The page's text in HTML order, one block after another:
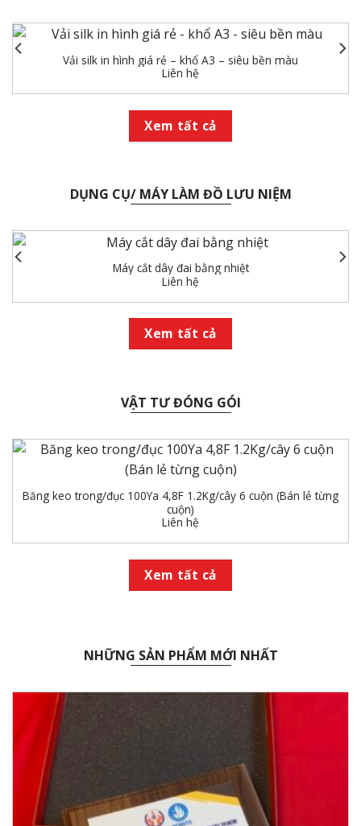
Vải silk in hình giá rẻ – khổ A3 – siêu bền màu
Liên hệ
Xem tất cả
DỤNG CỤ/ MÁY LÀM ĐỒ LƯU NIỆM
Máy cắt dây đai bằng nhiệt
Liên hệ
Xem tất cả
VẬT TƯ ĐÓNG GÓI
Băng keo trong/đục 100Ya 4,8F 1.2Kg/cây 6 cuộn (Bán lẻ từng
cuộn)
Liên hệ
Xem tất cả
NHỮNG SẢN PHẨM MỚI NHẤT